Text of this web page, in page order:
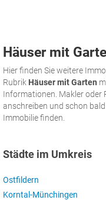
Häuser mit
Hier finden Sie weitere
Rubrik Häuser mit Garten
Informationen. Makler oder
anschreiben und schon
Immobilie finden.
Städte im Umkreis
Ostfildern
Korntal-Münchingen